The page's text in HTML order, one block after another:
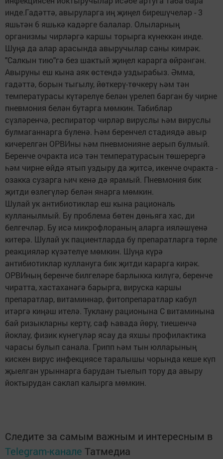
инде.Гадәттә, авыруларга иң җиңел бирешүчеләр - 3
яшьтән 6 яшькә кадәрге балалар. Олыларның
организмы чирләргә каршы торырга күнеккән инде.
Шуңа да алар арасында авыручылар саны кимрәк.
"Салкын тию"гә без шактый җиңел карарга өйрәнгән.
Авыруны еш кына аяк өстендә уздырабыз. Әмма,
гадәттә, борын тыгылу, йөткерү-төчкерү һәм тән
температурасы күтәрелүе белән үрелеп барган бу чирне
пневмония белән бутарга мөмкин. Табиблар
сүзләренчә, респиратор чирләр вируслы һәм вируслы
булмаганнарга бүленә. Һәм беренчел стадиядә авыр
кичерелгән ОРВИны һәм пневмонияне аерып булмый.
Беренче очракта исә тән температурасын төшерергә
һәм чирне өйдә ятып уздыру да җитсә, икенче очракта -
озакка сузарга һич кенә дә ярамый. Пневмония бик
җитди өзлегүләр белән янарга мөмкин.
Шулай ук антибиотиклар еш кына рациональ
кулланылмый. Бу проблема бөтен дөньяга хас, ди
белгечләр. Бу исә микрофлораның аларга ияләшүенә
китерә. Шулай ук пациентларда бу препаратларга төрле
реакцияләр күзәтелүе мөмкин. Шуңа күрә
антибиотиклар куллануга бик җитди карарга кирәк.
ОРВИның беренче билгеләре барлыкка килүгә, беренче
чиратта, хастаханәгә барырга, вируска каршы
препаратлар, витаминнар, фитопрепаратлар кабул
итәргә киңәш ителә. Туклану рационына С витаминына
бай ризыкларны кертү, саф һавада йөрү, тиешенчә
йоклау, физик күнегүләр ясау да яхшы профилактика
чарасы булып санала. Грипп һәм тын юлларының
кискен вирус инфекциясе таралышы чорында кеше күп
җыелган урыннарга барудан тыелып тору да авыру
йоктырудан саклап калырга мөмкин.
Следите за самым важным и интересным в
Telegram-канале Татмедиа